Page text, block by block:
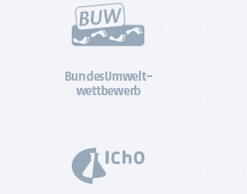
BundesUmwelt-
wettbewerb